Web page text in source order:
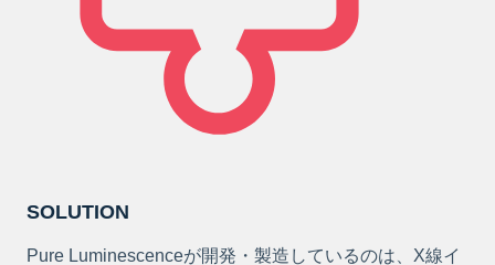
SOLUTION
Pure Luminescenceが開発・製造しているのは、X線イ